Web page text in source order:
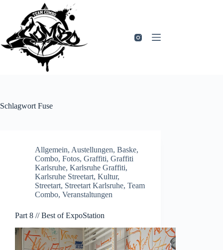
springen
Schlagwort Fuse
Allgemein, Austellungen, Baske,
Combo, Fotos, Graffiti, Graffiti
Karlsruhe, Karlsruhe Graffiti,
Karlsruhe Streetart, Kultur,
Streetart, Streetart Karlsruhe, Team
Combo, Veranstaltungen
Part 8 // Best of ExpoStation